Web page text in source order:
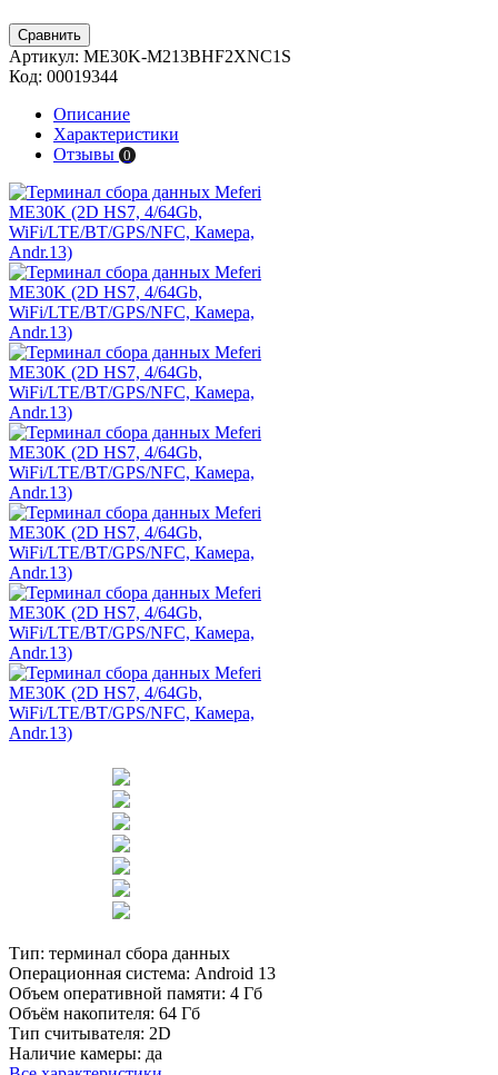
Сравнить
Артикул: ME30K-M213BHF2XNC1S
Код: 00019344
Описание
Характеристики
Отзывы 0
Тип: терминал сбора данных
Операционная система: Android 13
Объем оперативной памяти: 4 Гб
Объём накопителя: 64 Гб
Тип считывателя: 2D
Наличие камеры: да